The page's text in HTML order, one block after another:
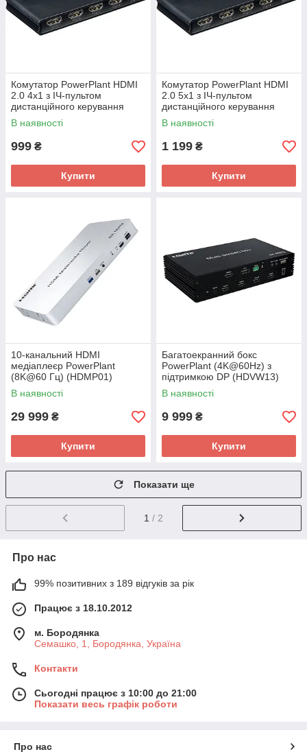
Комутатор PowerPlant HDMI
2.0 4х1 з ІЧ-пультом
дистанційного керування
(HDSW4X1)
В наявності
999 ₴
Купити
Комутатор PowerPlant HDMI
2.0 5х1 з ІЧ-пультом
дистанційного керування
(HDSW5X1)
В наявності
1 199 ₴
Купити
10-канальний HDMI
медіаплеєр PowerPlant
(8K@60 Гц) (HDMP01)
В наявності
29 999 ₴
Купити
Багатоекранний бокс
PowerPlant (4K@60Hz) з
підтримкою DP (HDVW13)
В наявності
9 999 ₴
Купити
Показати ще
1 / 2
Про нас
99% позитивних з 189 відгуків за рік
Працює з 18.10.2012
м. Бородянка
Семашко, 1, Бородянка, Україна
Контакти
Сьогодні працює з 10:00 до 21:00
Показати весь графік роботи
Про нас